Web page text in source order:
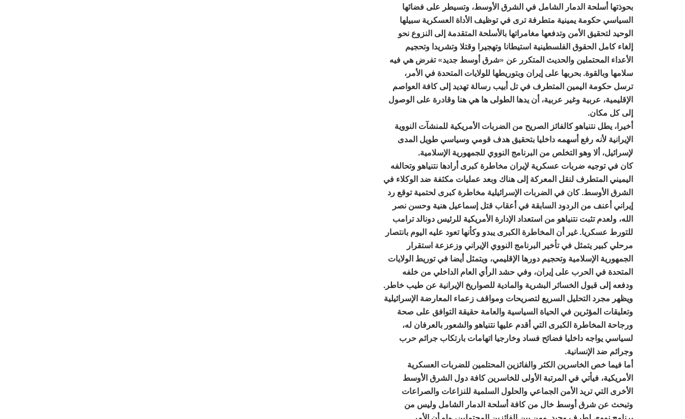
بحوذتها أسلحة الدمار الشامل في الشرق الأوسط، وتسيطر على فضائها
السياسي حكومة يمينية متطرفة ترى في توظيف الأداة العسكرية سبيلها
الوحيد لتحقيق الأمن وتدفعها مغامراتها بالأسلحة المتقدمة إلى النزوع نحو
إلغاء كامل الحقوق الفلسطينية استيطانا وتهجيرا وقتلا وتشريدا وتحجيم
الأعداء المحتملين والحديث المتكرر عن «شرق أوسط جديد» تفرض هي فيه
سلامها وبالقوة. بحربها على إيران وبتوريطها للولايات المتحدة في الأمر،
ترسل حكومة اليمين المتطرف في تل أبيب رسالة تهديد إلى كافة العواصم
الإقليمية، عربية وغير عربية، أن يدها الطولى ها هي هنا وقادرة على الوصول
إلى كل مكان.
أخيرا، يطل نتنياهو كالفائز الصريح من الضربات الأمريكية للمنشآت النووية
الإيرانية لأنه رفع أسهمه داخليا بتحقيق هدف قومي وسياسي طويل المدى
لإسرائيل، ألا وهو التخلص من البرنامج النووي للجمهورية الإسلامية.
كان في توجيه ضربات عسكرية لإيران مخاطرة كبرى أرادها نتنياهو وتحالفه
اليميني المتطرف لنقل المعركة إلى هناك وبعد عمليات مكثفة ضد الوكلاء في
الشرق الأوسط. كان في الضربات الإسرائيلية مخاطرة كبرى لحتمية توقع رد
إيراني أعنف من الردود السابقة في أعقاب قتل إسماعيل هنية وحسن نصر
الله، ولعدم تثبت نتنياهو من استعداد الإدارة الأمريكية للرئيس دونالد ترامب
للتورط عسكريا. غير أن المخاطرة الكبرى يبدو وكأنها تعود عليه اليوم بانتصار
مرحلي كبير يتمثل في تأخير البرنامج النووي الإيراني وزعزعة استقرار
الجمهورية الإسلامية وتحجيم دورها الإقليمي، ويتمثل أيضا في توريط الولايات
المتحدة في الحرب على إيران، وفي حشد الرأي العام الداخلي من خلفه
ودفعه إلى قبول الخسائر البشرية والمادية للصواريخ الإيرانية عن طيب خاطر.
ويظهر مجرد التحليل السريع لتصريحات ومواقف زعماء المعارضة الإسرائيلية
وتعليقات المؤثرين في الحياة السياسية والعامة حقيقة التوافق على صحة
ورجاحة المخاطرة الكبرى التي أقدم عليها نتنياهو والشعور بالعرفان له،
لسياسي يواجه داخليا فضائح فساد وخارجيا اتهامات بارتكاب جرائم حرب
وجرائم ضد الإنسانية.
أما فيما خص الخاسرين الكثر والفائزين المحتلمين للضربات العسكرية
الأمريكية، فيأتي في المرتبة الأولى للخاسرين كافة دول الشرق الأوسط
الأخرى التي تريد الأمن الجماعي والحلول السلمية للنزاعات والصراعات
وتبحث عن شرق أوسط خال من كافة أسلحة الدمار الشامل وليس من